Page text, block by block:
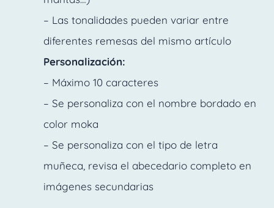
– Las tonalidades pueden variar entre
diferentes remesas del mismo artículo
Personalización:
– Máximo 10 caracteres
– Se personaliza con el nombre bordado en
color moka
– Se personaliza con el tipo de letra
muñeca, revisa el abecedario completo en
imágenes secundarias